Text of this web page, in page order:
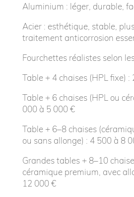
Aluminium : léger, durable,
Acier : esthétique, stable,
traitement anticorrosion
Fourchettes réalistes selon
Table + 4 chaises (HPL fixe)
Table + 6 chaises (HPL ou
000 à 5 000 €
Table + 6–8 chaises
ou sans allonge) : 4 500 à 8
Grandes tables + 8–10
céramique premium, avec
12 000 €